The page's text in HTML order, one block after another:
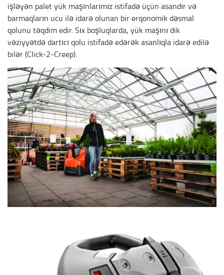
işləyən palet yük maşınlarımız istifadə üçün asandır və
barmaqların ucu ilə idarə olunan bir erqonomik dəsmal
qolunu təqdim edir. Sıx boşluqlarda, yük maşını dik
vəziyyətdə dartıcı qolu istifadə edərək asanlıqla idarə edilə
bilər (Click-2-Creep).